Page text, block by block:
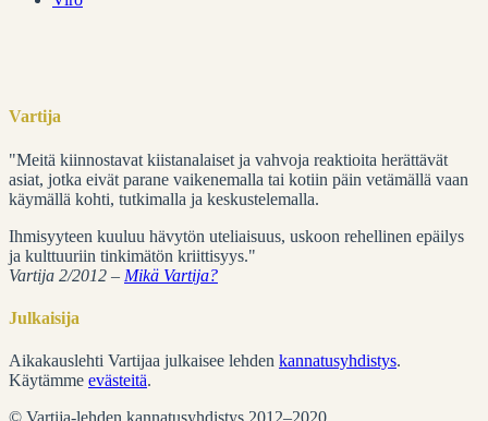
Vartija
"Meitä kiinnostavat kiistanalaiset ja vahvoja reaktioita herättävät
asiat, jotka eivät parane vaikenemalla tai kotiin päin vetämällä vaan
käymällä kohti, tutkimalla ja keskustelemalla.
Ihmisyyteen kuuluu hävytön uteliaisuus, uskoon rehellinen epäilys
ja kulttuuriin tinkimätön kriittisyys."
Vartija 2/2012 – Mikä Vartija?
Julkaisija
Aikakauslehti Vartijaa julkaisee lehden kannatusyhdistys.
Käytämme evästeitä.